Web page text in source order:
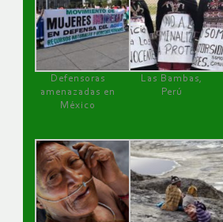
Defensoras
amenazadas en
México
Las Bambas,
Perú